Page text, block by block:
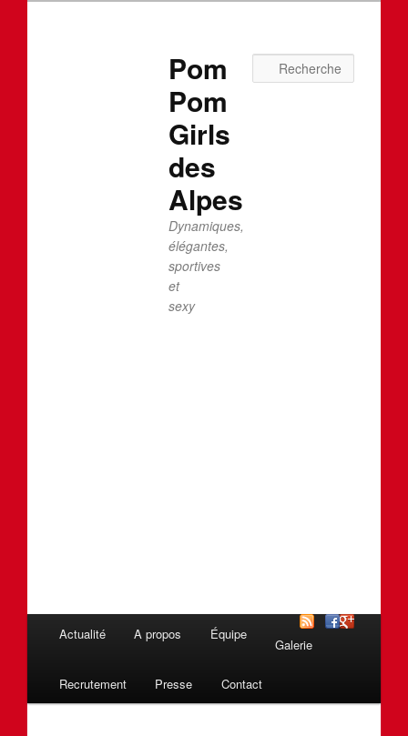
Pom
Pom
Girls
des
Alpes
Dynamiques,
élégantes,
sportives
et
sexy
Aller
au
Aller
au
Actualité A propos Équipe
Galerie
Recrutement Presse Contact